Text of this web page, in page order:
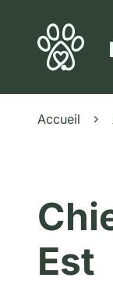
Accueil
Est